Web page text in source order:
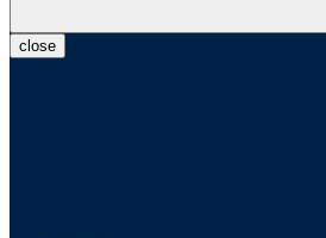
close